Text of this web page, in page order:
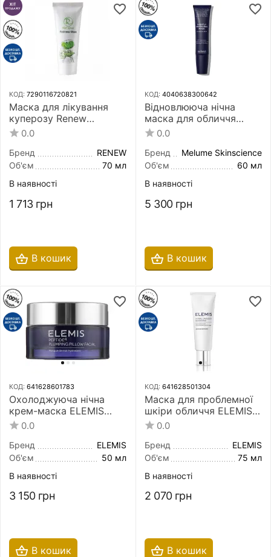
КОД: 7290116720821
Маска для лікування
куперозу Renew
Redness Mask 70 мл
0.0
Бренд
RENEW
Об'єм
70 мл
В наявності
1 713 грн
В кошик
КОД: 4040638300642
Відновлююча нічна
маска для обличчя
Melume Skinscience
Nightly Morphing Mask
60 мл
0.0
Бренд
Melume Skinscience
Об'єм
60 мл
В наявності
5 300 грн
В кошик
КОД: 641628601783
Охолоджуюча нічна
крем-маска ELEMIS
Peptide4 Plumping Pillow
Facial 50 мл
0.0
Бренд
ELEMIS
Об'єм
50 мл
В наявності
3 150 грн
В кошик
КОД: 641628501304
Маска для проблемної
шкіри обличчя ELEMIS
Herbal Lavender Repair
Mask 75 мл
0.0
Бренд
ELEMIS
Об'єм
75 мл
В наявності
2 070 грн
В кошик